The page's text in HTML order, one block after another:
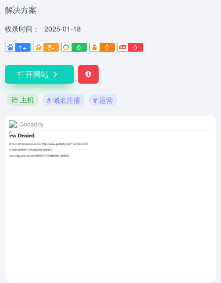
解决方案
收录时间：
2025-01-18
1+
3- 0 0 0
打开网站
主机 # 域名注册 # 运营
Godaddy